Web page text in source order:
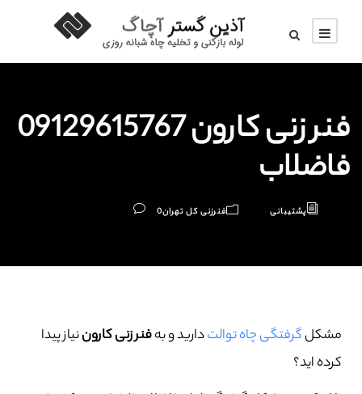
فنر زنی کارون 09129615767
فاضلاب
پشتیبانی فنرزنی کل تهران0
مشکلگرفتگی چاه توالتدارید و بهفنر زنی کاروننیاز پیدا
کرده اید؟